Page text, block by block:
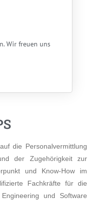
Wir freuen uns
die Personalvermittlung
der Zugehörigkeit zur
und Know-How im
Fachkräfte für die
und Software